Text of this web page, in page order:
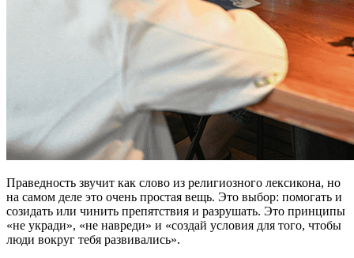
Праведность звучит как слово из религиозного лексикона, но
на самом деле это очень простая вещь. Это выбор: помогать и
созидать или чинить препятствия и разрушать. Это принципы
«не укради», «не навреди» и «создай условия для того, чтобы
люди вокруг тебя развивались».